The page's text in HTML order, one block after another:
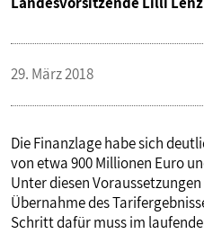
MITGLIEDSCHAFT &
29. März 2018
Die Finanzlage habe sich
von etwa 900 Millionen Euro
Unter diesen
Übernahme des
Schritt dafür muss im